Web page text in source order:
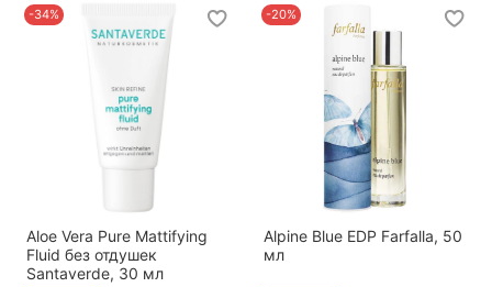
-34%
Aloe Vera Pure Mattifying
Fluid без отдушек
Santaverde, 30 мл
-20%
Alpine Blue EDP Farfalla, 50
мл